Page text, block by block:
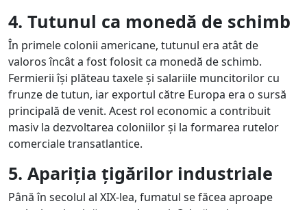
4. Tutunul ca monedă de schimb
În primele colonii americane, tutunul era atât de
valoros încât a fost folosit ca monedă de schimb.
Fermierii își plăteau taxele și salariile muncitorilor cu
frunze de tutun, iar exportul către Europa era o sursă
principală de venit. Acest rol economic a contribuit
masiv la dezvoltarea coloniilor și la formarea rutelor
comerciale transatlantice.
5. Apariția țigărilor industriale
Până în secolul al XIX-lea, fumatul se făcea aproape